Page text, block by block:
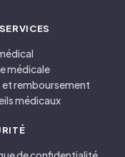
médicale
et remboursement
médicaux